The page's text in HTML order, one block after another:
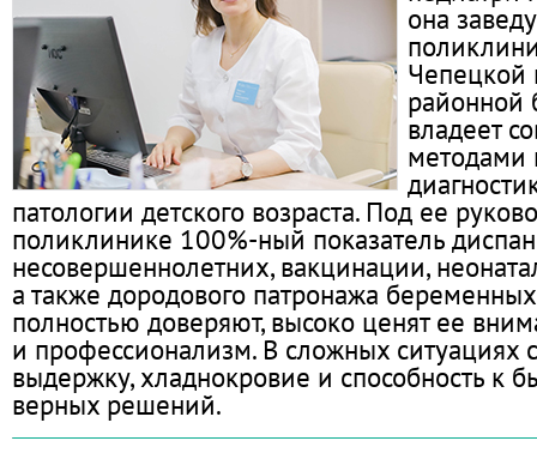
она
Чепецкой
районной
владеет
методами
патологии детского возраста. Под ее
поликлинике 100%-ный показатель
несовершеннолетних, вакцинации,
а также дородового патронажа
полностью доверяют, высоко ценят ее
и профессионализм. В сложных ситуациях
выдержку, хладнокровие и способность к
верных решений.